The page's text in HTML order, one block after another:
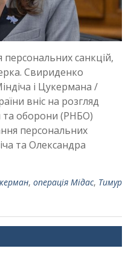
санкцій,
Свириденко
і Цукермана /
вніс на розгляд
та оборони (РНБО)
персональних
та Олександра
, операція Мідас, Тимур